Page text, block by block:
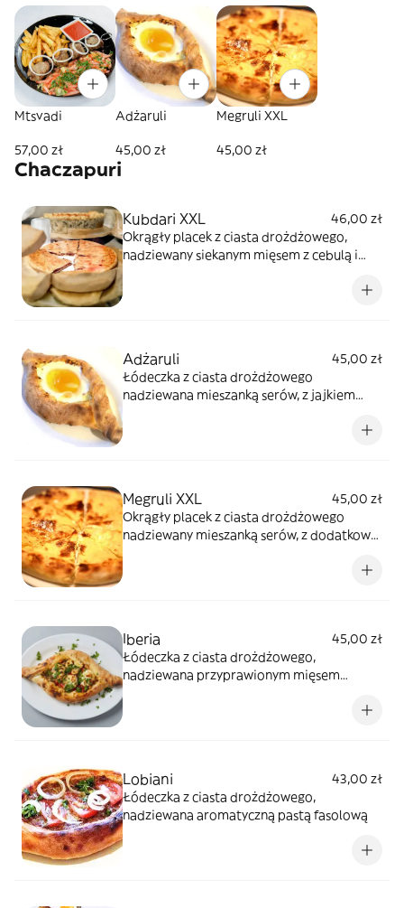
Mtsvadi
57,00 zł
Adżaruli
45,00 zł
Megruli XXL
45,00 zł
Chaczapuri
Kubdari XXL
46,00 zł
Okrągły placek z ciasta drożdżowego,
nadziewany siekanym mięsem z cebulą i
Adżaruli
45,00 zł
Łódeczka z ciasta drożdżowego
nadziewana mieszanką serów, z jajkiem
Megruli XXL
45,00 zł
Okrągły placek z ciasta drożdżowego
nadziewany mieszanką serów, z dodatkową
Iberia
45,00 zł
Łódeczka z ciasta drożdżowego,
nadziewana przyprawionym mięsem
Lobiani
43,00 zł
Łódeczka z ciasta drożdżowego,
nadziewana aromatyczną pastą fasolową